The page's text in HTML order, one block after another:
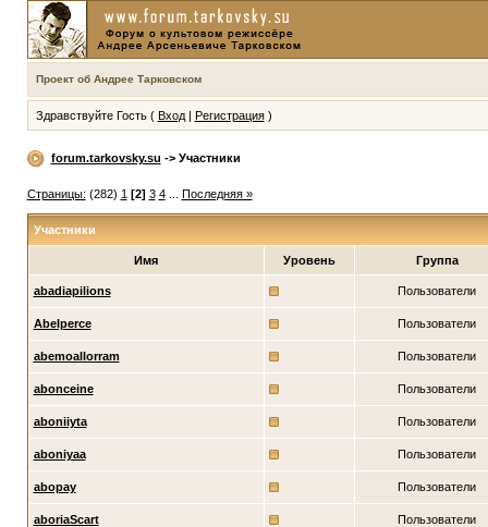
Проект об Андрее Тарковском
Здравствуйте Гость ( Вход| Регистрация)
forum.tarkovsky.su -> Участники
Страницы: (282) 1 [2] 3 4... Последняя »
Участники
Имя Уровень Группа
abadiapilions Пользователи
Abelperce Пользователи
abemoallorram Пользователи
abonceine Пользователи
aboniiyta Пользователи
aboniyaa Пользователи
abopay Пользователи
aboriaScart Пользователи